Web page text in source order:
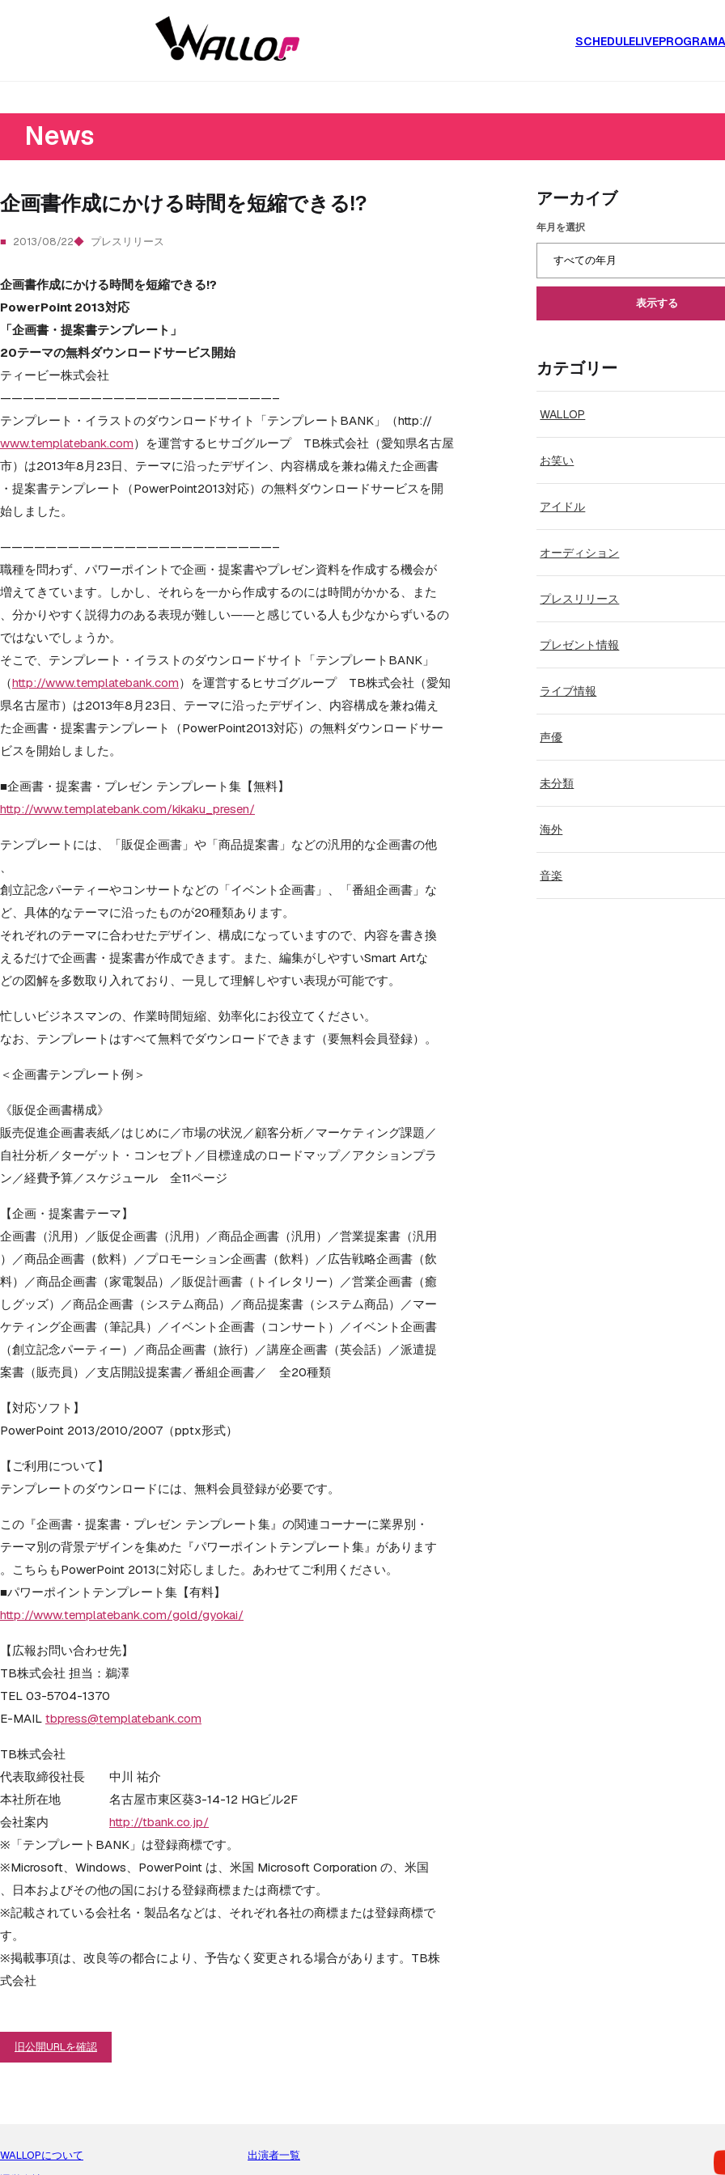
SCHEDULELIVEPROGRAM
News
企画書作成にかける時間を短縮できる!?
2013/08/22 プレスリリース
企画書作成にかける時間を短縮できる!?
PowerPoint 2013対応
「企画書・提案書テンプレート」
20テーマの無料ダウンロードサービス開始
ティービー株式会社
————————————————————————–
テンプレート・イラストのダウンロードサイト「テンプレートBANK」（http://
www.templatebank.com） を運営するヒサゴグループ TB株式会社（愛知県名古屋
市）は2013年8月23日、テーマに沿ったデザイン、 内容構成を兼ね備えた企画書
・提案書テンプレート（PowerPoint2013対応） の無料ダウンロードサービスを開
始しました。
————————————————————————–
職種を問わず、パワーポイントで企画・ 提案書やプレゼン資料を作成する機会が
増えてきています。しかし、 それらを一から作成するのには時間がかかる、また
、分かりやすく説得力のある表現が難しい――と感じている人も少なからずいるの
ではないでしょうか。
そこで、テンプレート・イラストのダウンロードサイト「テンプレートBANK」
（http://www.templatebank.com） を運営するヒサゴグループ TB株式会社（愛知
県名古屋市）は2013年8月23日、テーマに沿ったデザイン、 内容構成を兼ね備え
た企画書・提案書テンプレート（PowerPoint2013対応）の無料ダウンロードサー
ビスを開始しました。
■企画書・提案書・プレゼン テンプレート集【無料】
http://www.templatebank.com/kikaku_presen/
テンプレートには、「販促企画書」や「商品提案書」 などの汎用的な企画書の他
、
創立記念パーティーやコンサートなどの「イベント企画書」、「番組企画書」な
ど、具体的なテーマに沿ったものが20種類あります。
それぞれのテーマに合わせたデザイン、構成になっていますので、 内容を書き換
えるだけで企画書・提案書が作成できます。また、 編集がしやすいSmart Artな
どの図解を多数取り入れており、 一見して理解しやすい表現が可能です。
忙しいビジネスマンの、作業時間短縮、 効率化にお役立てください。
なお、テンプレートはすべて無料でダウンロードできます（要無料会員登録）。
＜企画書テンプレート例＞
《販促企画書構成》
販売促進企画書表紙／はじめに／市場の状況／顧客分析／マーケティング課題／
自社分析／ターゲット・コンセプト／目標達成のロードマップ／アクションプラ
ン／経費予算／スケジュール 全11ページ
【企画・提案書テーマ】
企画書（汎用）／販促企画書（汎用）／商品企画書（汎用）／営業提案書（汎用
）／商品企画書（飲料）／プロモーション企画書（飲料）／広告戦略企画書（飲
料）／商品企画書（家電製品）／販促計画書（トイレタリー）／営業企画書（癒
しグッズ）／商品企画書（システム商品）／商品提案書（システム商品）／マー
ケティング企画書（筆記具）／イベント企画書（コンサート）／イベント企画書
（創立記念パーティー）／商品企画書（旅行）／講座企画書（英会話）／派遣提
案書（販売員）／支店開設提案書／番組企画書／ 全20種類
【対応ソフト】
PowerPoint 2013/2010/2007（pptx形式）
【ご利用について】
テンプレートのダウンロードには、無料会員登録が必要です。
この『企画書・提案書・プレゼン テンプレート集』の関連コーナーに業界別・
テーマ別の背景デザインを集めた『パワーポイントテンプレート集』があります
。こちらもPowerPoint 2013に対応しました。あわせてご利用ください。
■パワーポイントテンプレート集【有料】
http://www.templatebank.com/gold/gyokai/
【広報お問い合わせ先】
TB株式会社 担当：鵜澤
TEL 03-5704-1370
E-MAIL tbpress@templatebank.com
TB株式会社
代表取締役社長 中川 祐介
本社所在地 名古屋市東区葵3-14-12 HGビル2F
会社案内 http://tbank.co.jp/
※「テンプレートBANK」は登録商標です。
※Microsoft、Windows、PowerPoint は、米国 Microsoft Corporation の、米国
、日本およびその他の国における登録商標または商標です。
※記載されている会社名・製品名などは、 それぞれ各社の商標または登録商標で
す。
※掲載事項は、改良等の都合により、 予告なく変更される場合があります。TB株
式会社
旧公開URLを確認
アーカイブ
年月を選択
表示する
カテゴリー
WALLOP
お笑い
アイドル
オーディション
プレスリリース
プレゼント情報
ライブ情報
声優
未分類
海外
音楽
WALLOPについて
出演者一覧